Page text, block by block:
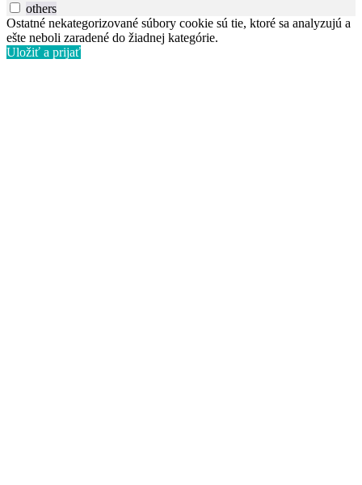
others
Ostatné nekategorizované súbory cookie sú tie, ktoré sa analyzujú a
ešte neboli zaradené do žiadnej kategórie.
Uložiť a prijať